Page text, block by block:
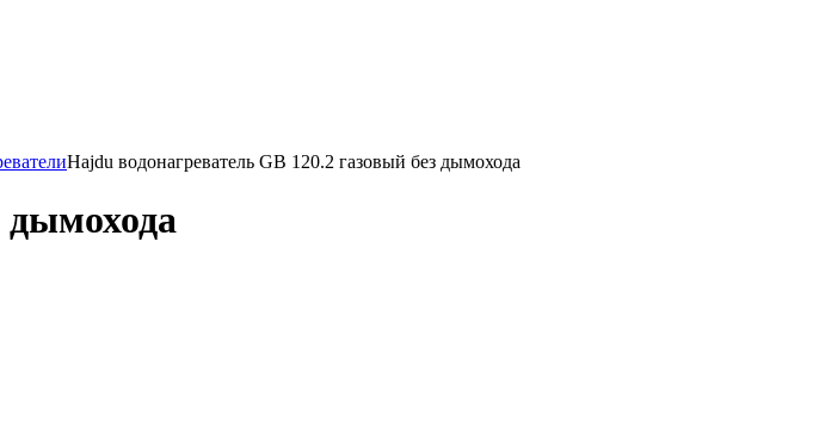
Hajdu водонагреватель GB 120.2 газовый без дымохода
дымохода